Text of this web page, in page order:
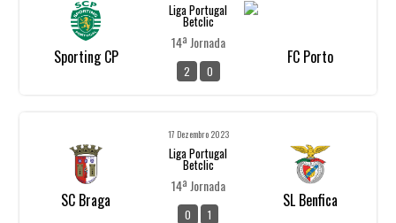
Sporting CP
Liga Portugal
Betclic
14ª Jornada
2 0
FC Porto
SC Braga
17 Dezembro 2023
Liga Portugal
Betclic
14ª Jornada
0 1
SL Benfica